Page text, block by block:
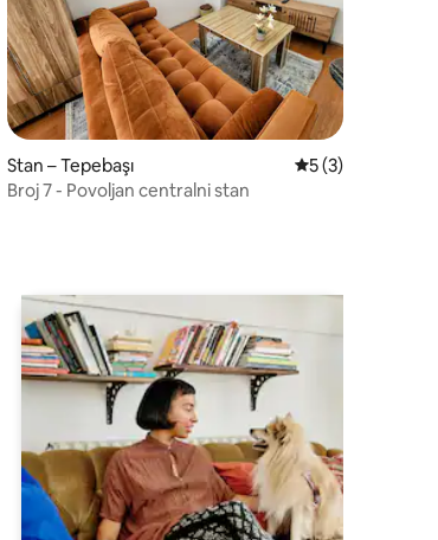
4,95/5, recenzija: 19
Stan – Tepebaşı Prosječna
5 (3)
Broj 7 - Povoljan centralni stan